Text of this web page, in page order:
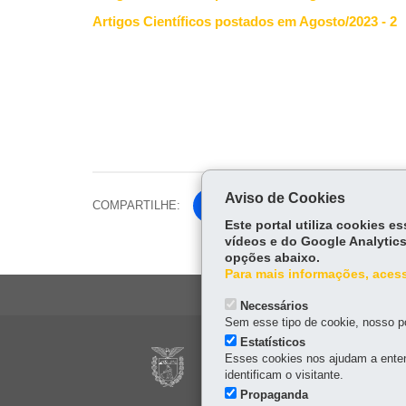
Artigos Científicos postados em Agosto/2023 - 2
COMPARTILHE:
Fa
ce
bo
ok
Tw
itt
W
ha
ts
Ap
Navegação
principal
POLÍCIA MILITAR
ACADEMIA
Aviso de Cookies
Este portal utiliza cookies
vídeos e do Google
opções abaixo.
Para mais informações,
Necessários
Sem esse tipo de cookie, nosso
Estatísticos
Esses cookies nos ajudam a
identificam o visitante.
Propaganda